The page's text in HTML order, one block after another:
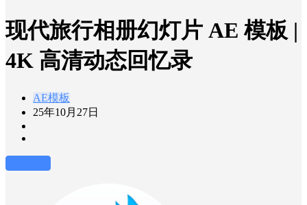
现代旅行相册幻灯片 AE 模板 |
4K 高清动态回忆录
AE模板
25年10月27日